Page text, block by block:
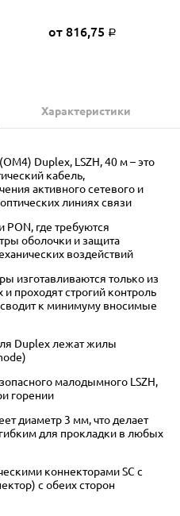
от 816,75 Р
Характеристики
Duplex, LSZH, 40 м – это
кабель,
активного сетевого и
линиях связи
PON, где требуются
оболочки и защита
воздействий
изготавливаются только из
проходят строгий контроль
сводит к минимуму вносимые
Duplex лежат жилы
малодымного LSZH,
горении
диаметр 3 мм, что делает
для прокладки в любых
коннекторами SC с
с обеих сторон